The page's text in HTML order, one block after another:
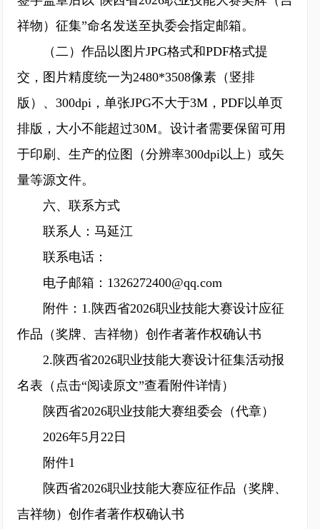
祥物）征集”命名发送至执委会指定邮箱。
（二）作品以图片JPG格式和PDF格式提
交，图片精度统一为2480*3508像素（竖排
版）、300dpi，单张JPG不大于3M，PDF以单页
排版，大小不能超过30M。设计者需要保留可用
于印刷、生产的位图（分辨率300dpi以上）或矢
量等源文件。
六、联系方式
联系人：马延江
联系电话：
电子邮箱：1326272400@qq.com
附件：1.陕西省2026职业技能大赛设计应征
作品（奖牌、吉祥物）创作者著作权确认书
2.陕西省2026职业技能大赛设计征集活动报
名表（点击“阅读原文”查看附件详情）
陕西省2026职业技能大赛组委会（代章）
2026年5月22日
附件1
陕西省2026职业技能大赛应征作品（奖牌、
吉祥物）创作者著作权确认书